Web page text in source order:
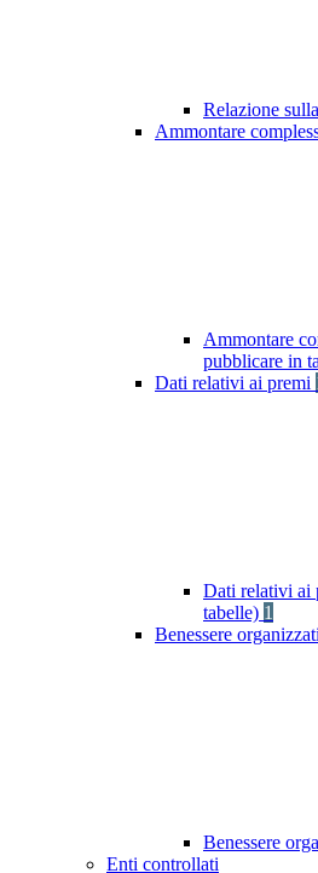
Relazione
Ammontare
Ammontare
pubblicare in
Dati relativi ai premi
Dati relativi ai
tabelle) 1
Benessere
Benessere
Enti controllati